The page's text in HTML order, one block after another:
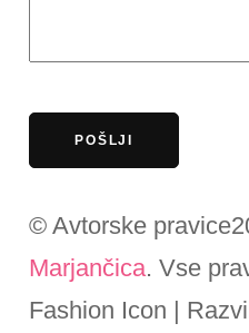
© Avtorske
Marjančica. Vse
Fashion Icon |